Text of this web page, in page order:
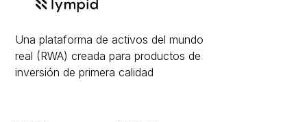
Una plataforma de activos del mundo
real (RWA) creada para productos de
inversión de primera calidad